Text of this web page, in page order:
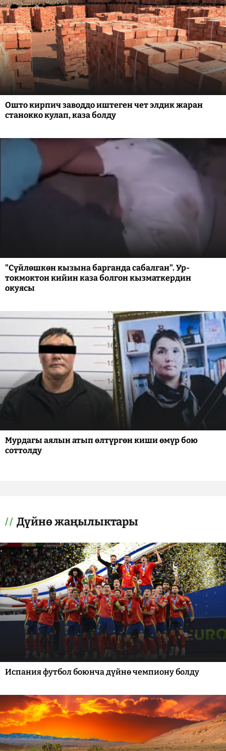
Ошто кирпич заводдо иштеген чет элдик жаран
станокко кулап, каза болду
"Сүйлөшкөн кызына барганда сабалган". Ур-
токмоктон кийин каза болгон кызматкердин
окуясы
Мурдагы аялын атып өлтүргөн киши өмүр бою
соттолду
Дүйнө жаңылыктары
Испания футбол боюнча дүйнө чемпиону болду